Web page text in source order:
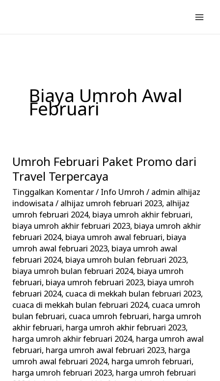
konten
Biaya Umroh Awal
Februari
Umroh Februari Paket Promo dari
Travel Terpercaya
Tinggalkan Komentar/ Info Umroh / admin alhijaz
indowisata/ alhijaz umroh februari 2023, alhijaz
umroh februari 2024, biaya umroh akhir februari,
biaya umroh akhir februari 2023, biaya umroh akhir
februari 2024, biaya umroh awal februari, biaya
umroh awal februari 2023, biaya umroh awal
februari 2024, biaya umroh bulan februari 2023,
biaya umroh bulan februari 2024, biaya umroh
februari, biaya umroh februari 2023, biaya umroh
februari 2024, cuaca di mekkah bulan februari 2023,
cuaca di mekkah bulan februari 2024, cuaca umroh
bulan februari, cuaca umroh februari, harga umroh
akhir februari, harga umroh akhir februari 2023,
harga umroh akhir februari 2024, harga umroh awal
februari, harga umroh awal februari 2023, harga
umroh awal februari 2024, harga umroh februari,
harga umroh februari 2023, harga umroh februari
Umroh
Februari
Paket
Promo
dari
Travel
Terpercaya